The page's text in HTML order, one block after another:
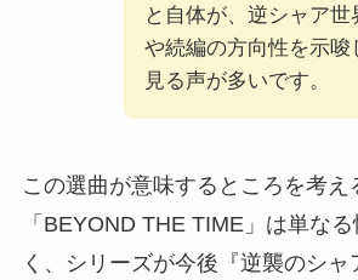
と自体が、逆シャア世
や続編の方向性を示唆
見る声が多いです。
この選曲が意味するところを考え
「BEYOND THE TIME」は単な
く、シリーズが今後『逆襲のシ